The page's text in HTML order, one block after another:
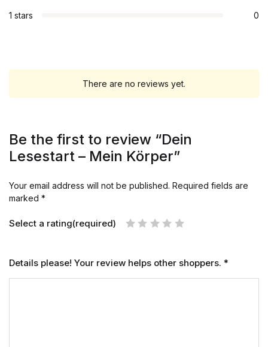
1 stars 0
There are no reviews yet.
Be the first to review “Dein
Lesestart – Mein Körper”
Your email address will not be published. Required fields are
marked *
Select a rating(required)
Details please! Your review helps other shoppers. *